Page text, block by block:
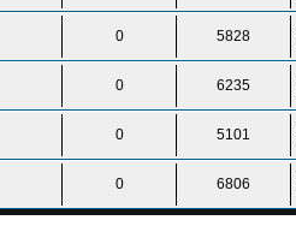
0 5828
0 6235
0 5101
0 6806